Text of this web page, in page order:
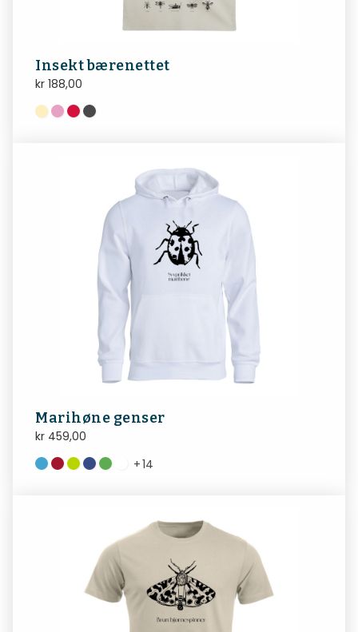
Insekt bærenettet
kr 188,00
Marihøne genser
kr 459,00
+14